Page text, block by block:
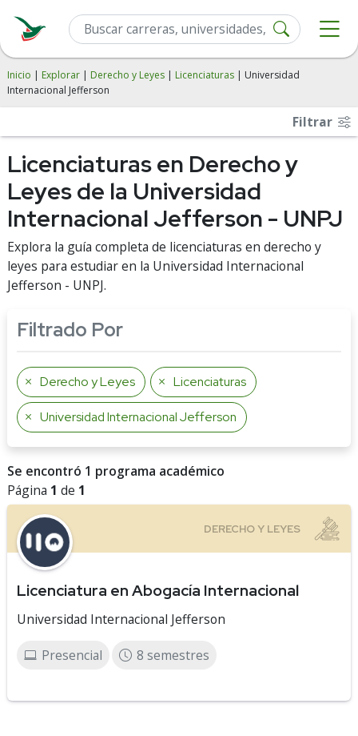
Inicio | Explorar | Derecho y Leyes | Licenciaturas | Universidad
Internacional Jefferson
Filtrar
Licenciaturas en Derecho y
Leyes de la Universidad
Internacional Jefferson - UNPJ
Explora la guía completa de licenciaturas en derecho y
leyes para estudiar en la Universidad Internacional
Jefferson - UNPJ.
Filtrado Por
Derecho y Leyes Licenciaturas
Universidad Internacional Jefferson
Se encontró 1 programa académico
Página 1 de 1
Licenciatura en Abogacía Internacional
Universidad Internacional Jefferson
Presencial 8 semestres